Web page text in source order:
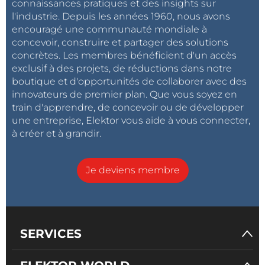
connaissances pratiques et des insights sur
l'industrie. Depuis les années 1960, nous avons
encouragé une communauté mondiale à
concevoir, construire et partager des solutions
concrètes. Les membres bénéficient d'un accès
exclusif à des projets, de réductions dans notre
boutique et d'opportunités de collaborer avec des
innovateurs de premier plan. Que vous soyez en
train d'apprendre, de concevoir ou de développer
une entreprise, Elektor vous aide à vous connecter,
à créer et à grandir.
Je deviens membre
SERVICES